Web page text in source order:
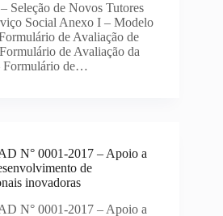
Seleção de Novos Tutores
Social Anexo I – Modelo
de Avaliação de
de Avaliação da
Formulário de…
N° 0001-2017 – Apoio a
de
inovadoras
N° 0001-2017 – Apoio a